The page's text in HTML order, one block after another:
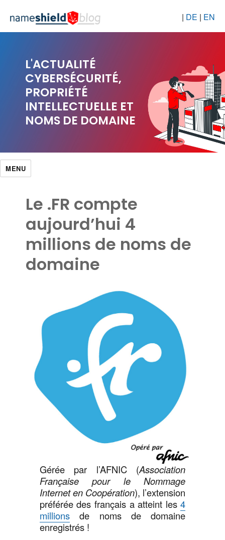
| DE | EN
L'ACTUALITÉ
CYBERSÉCURITÉ,
PROPRIÉTÉ
INTELLECTUELLE ET
NOMS DE DOMAINE
MENU
Le .FR compte
aujourd’hui 4
millions de noms de
domaine
Gérée par l’AFNIC (Association
Française pour le Nommage
Internet en Coopération), l’extension
préférée des français a atteint les4
millionsde noms de domaine
enregistrés !